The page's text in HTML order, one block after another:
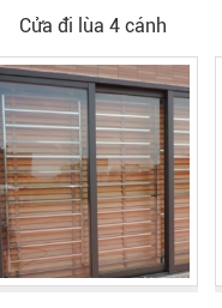
Cửa đi lùa 4 cánh